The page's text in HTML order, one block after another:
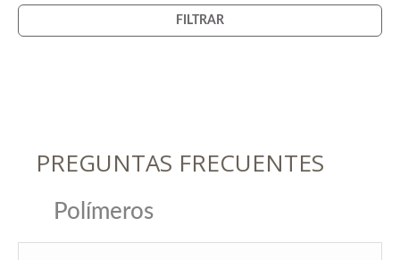
FILTRAR
PREGUNTAS FRECUENTES
Polímeros